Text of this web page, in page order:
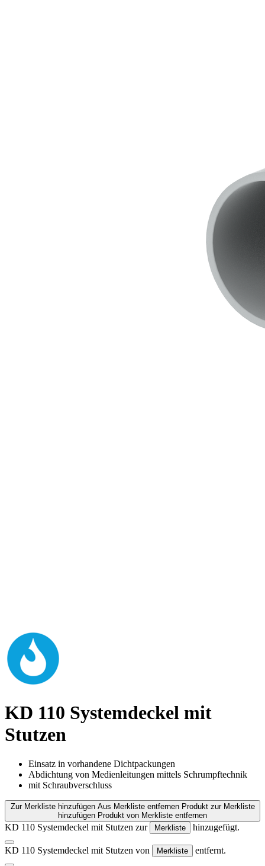
KD 110 Systemdeckel mit
Stutzen
Einsatz in vorhandene Dichtpackungen
Abdichtung von Medienleitungen mittels Schrumpftechnik
mit Schraubverschluss
Zur Merkliste hinzufügen Aus Merkliste entfernen Produkt zur Merkliste
hinzufügen Produkt von Merkliste entfernen
KD 110 Systemdeckel mit Stutzen zur Merkliste hinzugefügt.
KD 110 Systemdeckel mit Stutzen von Merkliste entfernt.